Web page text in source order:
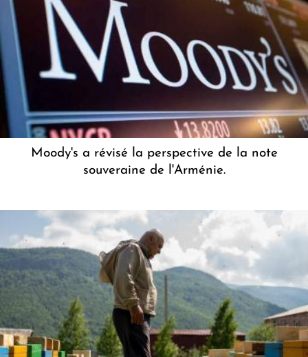
Moody's a révisé la perspective de la note
souveraine de l'Arménie.